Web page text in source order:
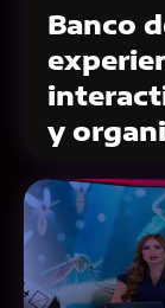
Banco
y